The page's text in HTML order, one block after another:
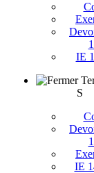
IE
S
IE